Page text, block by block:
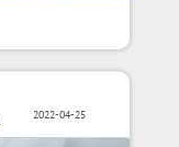
2022-04-25